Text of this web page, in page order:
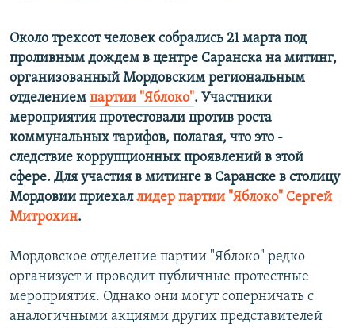
Все сайты РСЕ/РС
Около трехсот человек собрались 21 марта под
проливным дождем в центре Саранска на митинг,
организованный Мордовским региональным
отделением партии "Яблоко". Участники
мероприятия протестовали против роста
коммунальных тарифов, полагая, что это -
следствие коррупционных проявлений в этой
сфере. Для участия в митинге в Саранске в столицу
Мордовии приехаллидер партии "Яблоко" Сергей
Митрохин.
Мордовское отделение партии "Яблоко" редко
организует и проводит публичные протестные
мероприятия. Однако они могут соперничать с
аналогичными акциями других представителей